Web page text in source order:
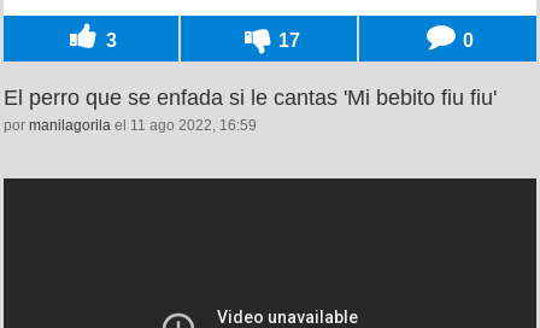
3 17 0
El perro que se enfada si le cantas 'Mi bebito fiu fiu'
por manilagorila el 11 ago 2022, 16:59